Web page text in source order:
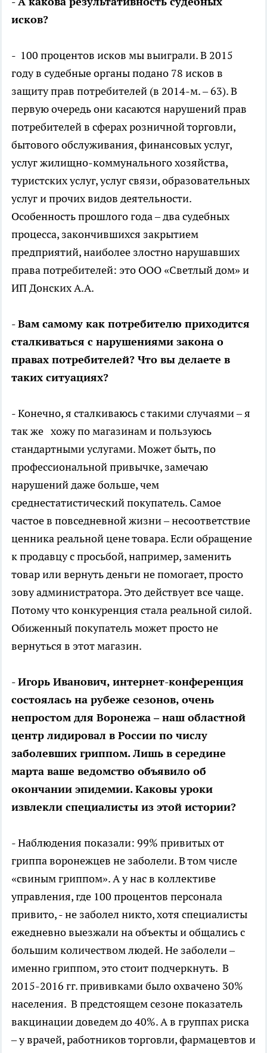
исков?
- 100 процентов исков мы выиграли. В 2015
году в судебные органы подано 78 исков в
защиту прав потребителей (в 2014-м. – 63). В
первую очередь они касаются нарушений прав
потребителей в сферах розничной торговли,
бытового обслуживания, финансовых услуг,
услуг жилищно-коммунального хозяйства,
туристских услуг, услуг связи, образовательных
услуг и прочих видов деятельности.
Особенность прошлого года – два судебных
процесса, закончившихся закрытием
предприятий, наиболее злостно нарушавших
права потребителей: это ООО «Светлый дом» и
ИП Донских А.А.
- Вам самому как потребителю приходится
сталкиваться с нарушениями закона о
правах потребителей? Что вы делаете в
таких ситуациях?
- Конечно, я сталкиваюсь с такими случаями – я
так же хожу по магазинам и пользуюсь
стандартными услугами. Может быть, по
профессиональной привычке, замечаю
нарушений даже больше, чем
среднестатистический покупатель. Самое
частое в повседневной жизни – несоответствие
ценника реальной цене товара. Если обращение
к продавцу с просьбой, например, заменить
товар или вернуть деньги не помогает, просто
зову администратора. Это действует все чаще.
Потому что конкуренция стала реальной силой.
Обиженный покупатель может просто не
вернуться в этот магазин.
- Игорь Иванович, интернет-конференция
состоялась на рубеже сезонов, очень
непростом для Воронежа – наш областной
центр лидировал в России по числу
заболевших гриппом. Лишь в середине
марта ваше ведомство объявило об
окончании эпидемии. Каковы уроки
извлекли специалисты из этой истории?
- Наблюдения показали: 99% привитых от
гриппа воронежцев не заболели. В том числе
«свиным гриппом». А у нас в коллективе
управления, где 100 процентов персонала
привито, - не заболел никто, хотя специалисты
ежедневно выезжали на объекты и общались с
большим количеством людей. Не заболели –
именно гриппом, это стоит подчеркнуть. В
2015-2016 гг. прививками было охвачено 30%
населения. В предстоящем сезоне показатель
вакцинации доведем до 40%. А в группах риска
– у врачей, работников торговли, фармацевтов и